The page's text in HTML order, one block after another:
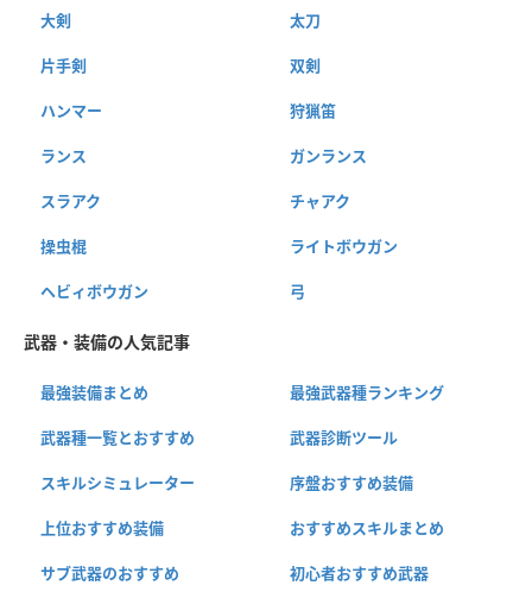
大剣 太刀
片手剣 双剣
ハンマー 狩猟笛
ランス ガンランス
スラアク チャアク
操虫棍 ライトボウガン
ヘビィボウガン 弓
武器・装備の人気記事
最強装備まとめ 最強武器種ランキング
武器種一覧とおすすめ 武器診断ツール
スキルシミュレーター 序盤おすすめ装備
上位おすすめ装備 おすすめスキルまとめ
サブ武器のおすすめ 初心者おすすめ武器